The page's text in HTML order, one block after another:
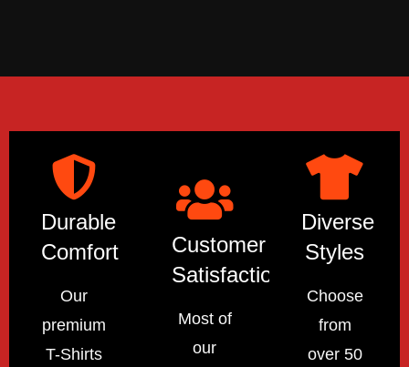
Durable
Comfort
Our
premium
T-Shirts
Customer
Satisfaction
Most of
our
Diverse
Styles
Choose
from
over 50